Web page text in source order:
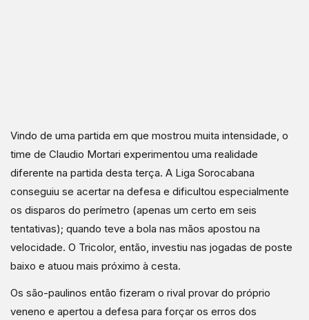
Vindo de uma partida em que mostrou muita intensidade, o
time de Claudio Mortari experimentou uma realidade
diferente na partida desta terça. A Liga Sorocabana
conseguiu se acertar na defesa e dificultou especialmente
os disparos do perímetro (apenas um certo em seis
tentativas); quando teve a bola nas mãos apostou na
velocidade. O Tricolor, então, investiu nas jogadas de poste
baixo e atuou mais próximo à cesta.
Os são-paulinos então fizeram o rival provar do próprio
veneno e apertou a defesa para forçar os erros dos